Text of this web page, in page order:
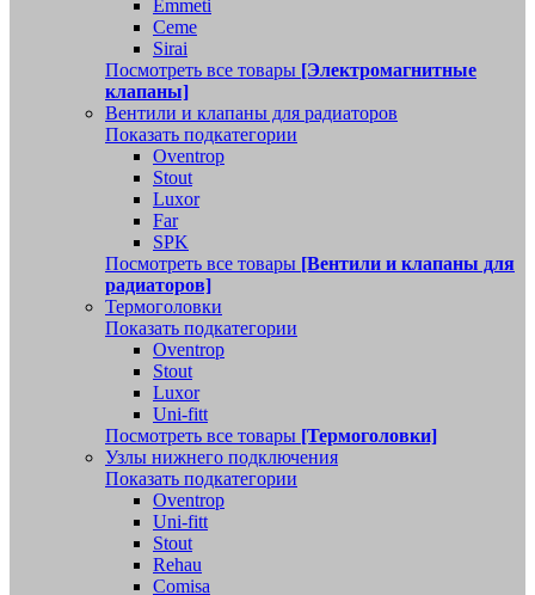
Emmeti
Ceme
Sirai
Посмотреть все товары [Электромагнитные
клапаны]
Вентили и клапаны для радиаторов
Показать подкатегории
Oventrop
Stout
Luxor
Far
SPK
Посмотреть все товары [Вентили и клапаны для
радиаторов]
Термоголовки
Показать подкатегории
Oventrop
Stout
Luxor
Uni-fitt
Посмотреть все товары [Термоголовки]
Узлы нижнего подключения
Показать подкатегории
Oventrop
Uni-fitt
Stout
Rehau
Comisa